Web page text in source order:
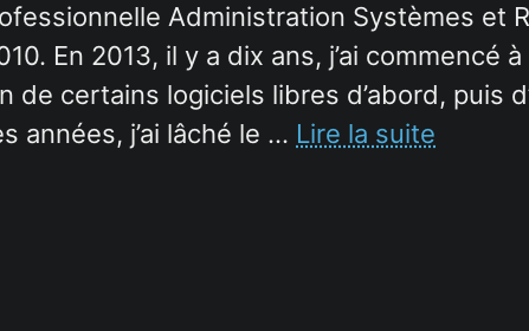
Administration Systèmes et
En 2013, il y a dix ans, j’ai
de certains logiciels libres d’abord, puis
années, j’ai lâché le … Lire la suite